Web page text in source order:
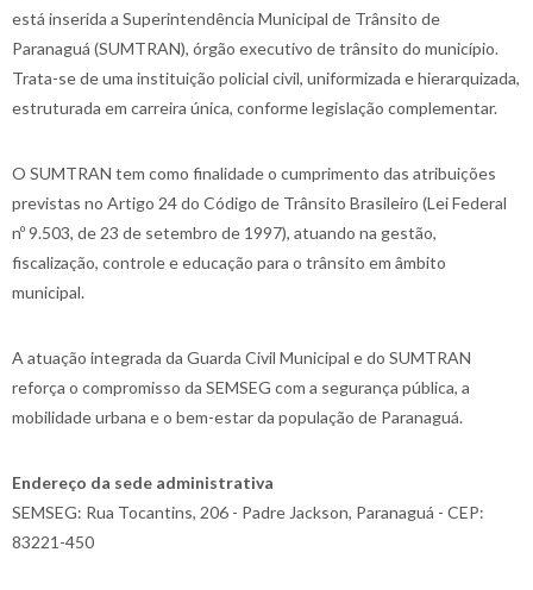
está inserida a Superintendência Municipal de Trânsito de
Paranaguá (SUMTRAN), órgão executivo de trânsito do município.
Trata-se de uma instituição policial civil, uniformizada e hierarquizada,
estruturada em carreira única, conforme legislação complementar.
O SUMTRAN tem como finalidade o cumprimento das atribuições
previstas no Artigo 24 do Código de Trânsito Brasileiro (Lei Federal
nº 9.503, de 23 de setembro de 1997), atuando na gestão,
fiscalização, controle e educação para o trânsito em âmbito
municipal.
A atuação integrada da Guarda Civil Municipal e do SUMTRAN
reforça o compromisso da SEMSEG com a segurança pública, a
mobilidade urbana e o bem-estar da população de Paranaguá.
Endereço da sede administrativa
SEMSEG: Rua Tocantins, 206 - Padre Jackson, Paranaguá - CEP:
83221-450